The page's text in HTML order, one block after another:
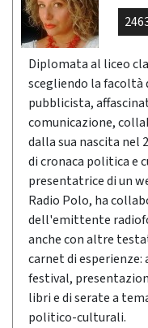
Diplomata al liceo
scegliendo la facoltà
pubblicista,
comunicazione,
dalla sua nascita nel
di cronaca politica e
presentatrice di un
Radio Polo, ha
dell'emittente
anche con altre
carnet di
festival,
libri e di serate a
politico-culturali.